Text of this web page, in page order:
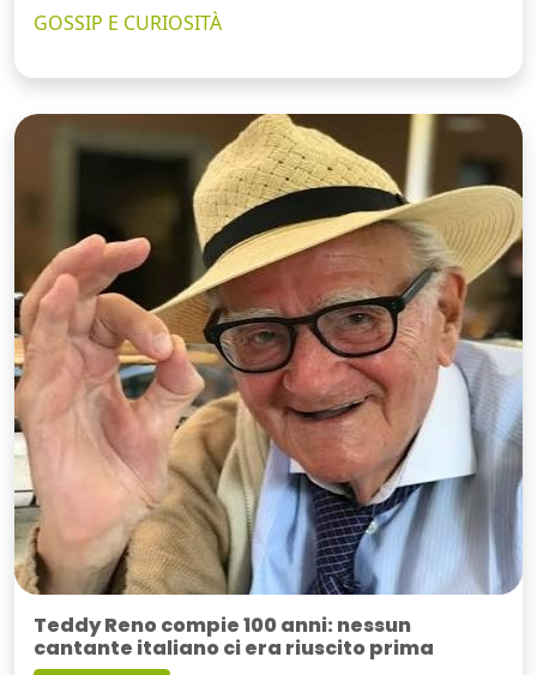
GOSSIP E CURIOSITÀ
Teddy Reno compie 100 anni: nessun
cantante italiano ci era riuscito prima